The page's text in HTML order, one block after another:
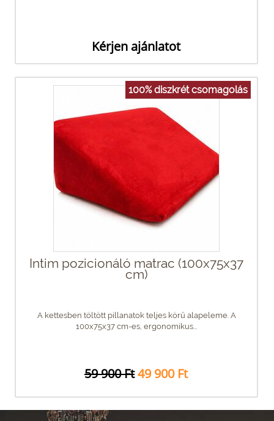
Kérjen ajánlatot
100% diszkrét csomagolás
Intim pozicionáló matrac (100x75x37
cm)
A kettesben töltött pillanatok teljes körű alapeleme. A
100x75x37 cm-es, ergonomikus...
59 900 Ft49 900 Ft